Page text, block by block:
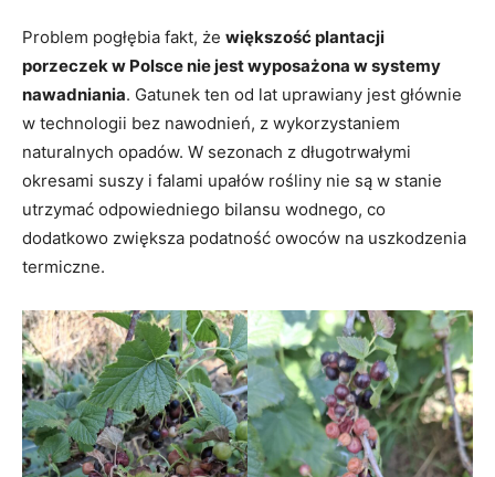
Problem pogłębia fakt, że większość plantacji
porzeczek w Polsce nie jest wyposażona w systemy
nawadniania. Gatunek ten od lat uprawiany jest głównie
w technologii bez nawodnień, z wykorzystaniem
naturalnych opadów. W sezonach z długotrwałymi
okresami suszy i falami upałów rośliny nie są w stanie
utrzymać odpowiedniego bilansu wodnego, co
dodatkowo zwiększa podatność owoców na uszkodzenia
termiczne.